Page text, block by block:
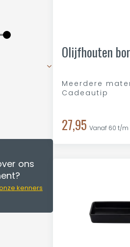
Olijfhouten
Meerdere
Cadeautip
27,95 Vanaf 60 t/m
ons
kenners